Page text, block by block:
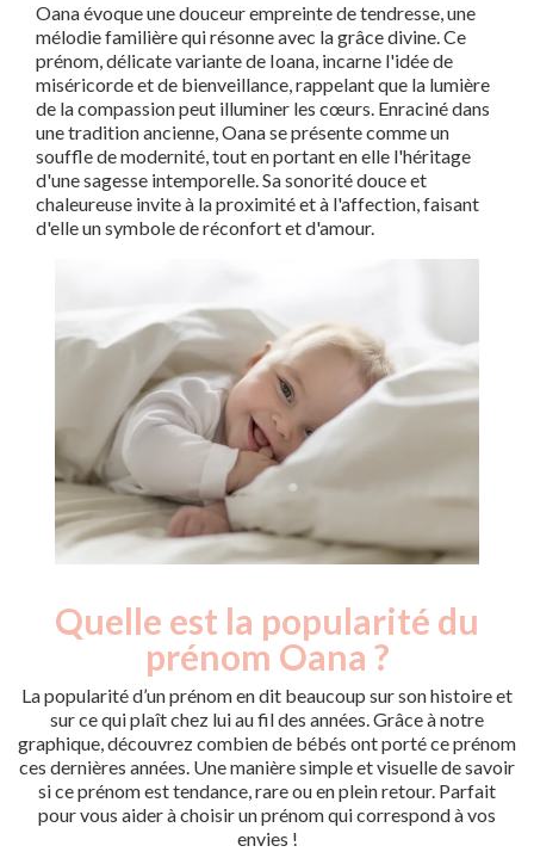
Oana évoque une douceur empreinte de tendresse, une
mélodie familière qui résonne avec la grâce divine. Ce
prénom, délicate variante de Ioana, incarne l'idée de
miséricorde et de bienveillance, rappelant que la lumière
de la compassion peut illuminer les cœurs. Enraciné dans
une tradition ancienne, Oana se présente comme un
souffle de modernité, tout en portant en elle l'héritage
d'une sagesse intemporelle. Sa sonorité douce et
chaleureuse invite à la proximité et à l'affection, faisant
d'elle un symbole de réconfort et d'amour.
Quelle est la popularité du
prénom Oana ?
La popularité d’un prénom en dit beaucoup sur son histoire et
sur ce qui plaît chez lui au fil des années. Grâce à notre
graphique, découvrez combien de bébés ont porté ce prénom
ces dernières années. Une manière simple et visuelle de savoir
si ce prénom est tendance, rare ou en plein retour. Parfait
pour vous aider à choisir un prénom qui correspond à vos
envies !
Année
Nouveaux-
nés
2010
10
2011
5
2012
10
2013
5
2014
5
2015
10